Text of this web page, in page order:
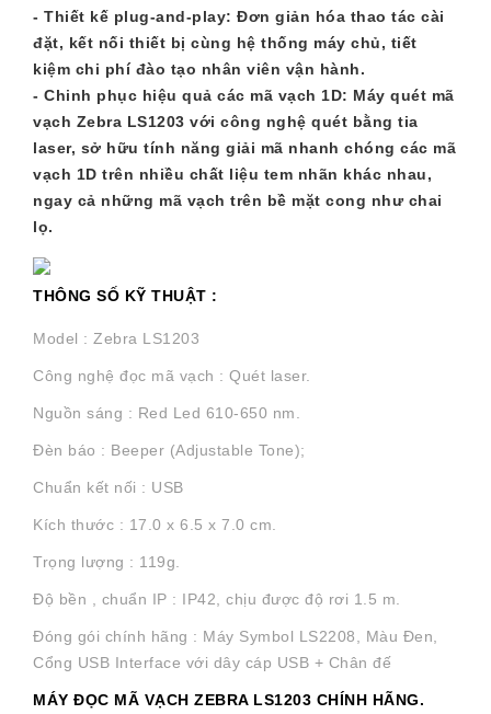
- Thiết kế plug-and-play: Đơn giản hóa thao tác cài
đặt, kết nối thiết bị cùng hệ thống máy chủ, tiết
kiệm chi phí đào tạo nhân viên vận hành.
- Chinh phục hiệu quả các mã vạch 1D: Máy quét mã
vạch Zebra LS1203 với công nghệ quét bằng tia
laser, sở hữu tính năng giải mã nhanh chóng các mã
vạch 1D trên nhiều chất liệu tem nhãn khác nhau,
ngay cả những mã vạch trên bề mặt cong như chai
lọ.
THÔNG SỐ KỸ THUẬT :
Model : Zebra LS1203
Công nghệ đọc mã vạch : Quét laser.
Nguồn sáng : Red Led 610-650 nm.
Đèn báo : Beeper (Adjustable Tone);
Chuẩn kết nối : USB
Kích thước : 17.0 x 6.5 x 7.0 cm.
Trọng lượng : 119g.
Độ bền , chuẩn IP : IP42, chịu được độ rơi 1.5 m.
Đóng gói chính hãng : Máy Symbol LS2208, Màu Đen,
Cổng USB Interface với dây cáp USB + Chân đế
MÁY ĐỌC MÃ VẠCH ZEBRA LS1203 CHÍNH HÃNG.